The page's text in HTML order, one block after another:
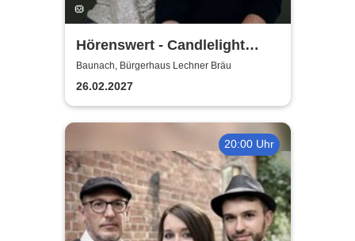
Hörenswert - Candlelight
Konzert
Baunach, Bürgerhaus Lechner Bräu
26.02.2027
20:00 Uhr